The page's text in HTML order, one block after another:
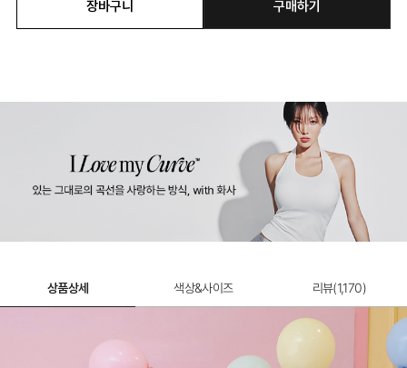
하이틴 골지소프트 팬티
장바구니 구매하기
상품상세 색상&사이즈 리뷰(1,170)